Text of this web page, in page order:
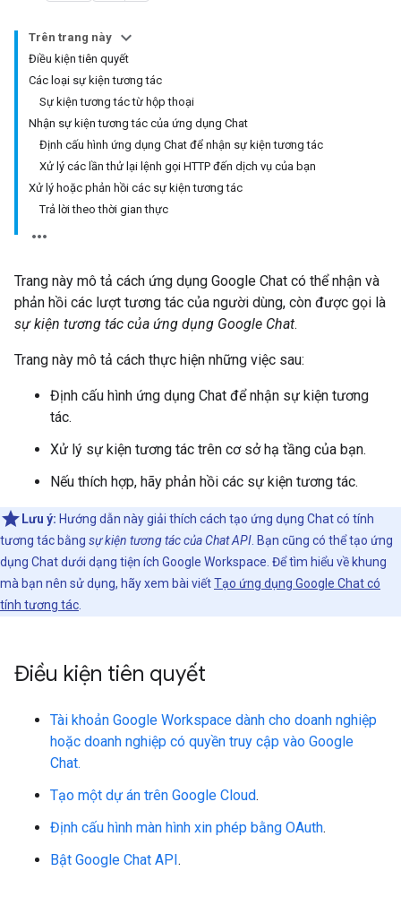
Trên trang này
Điều kiện tiên quyết
Các loại sự kiện tương tác
Sự kiện tương tác từ hộp thoại
Nhận sự kiện tương tác của ứng dụng Chat
Định cấu hình ứng dụng Chat để nhận sự kiện tương tác
Xử lý các lần thử lại lệnh gọi HTTP đến dịch vụ của bạn
Xử lý hoặc phản hồi các sự kiện tương tác
Trả lời theo thời gian thực
Trang này mô tả cách ứng dụng Google Chat có thể nhận và
phản hồi các lượt tương tác của người dùng, còn được gọi là
sự kiện tương tác của ứng dụng Google Chat.
Trang này mô tả cách thực hiện những việc sau:
Định cấu hình ứng dụng Chat để nhận sự kiện tương
tác.
Xử lý sự kiện tương tác trên cơ sở hạ tầng của bạn.
Nếu thích hợp, hãy phản hồi các sự kiện tương tác.
Lưu ý: Hướng dẫn này giải thích cách tạo ứng dụng Chat có tính
tương tác bằng sự kiện tương tác của Chat API . Bạn cũng có thể tạo ứng
dụng Chat dưới dạng tiện ích Google Workspace. Để tìm hiểu về khung
mà bạn nên sử dụng, hãy xem bài viếtTạo ứng dụng Google Chat có
tính tương tác
Điều kiện tiên quyết
Tài khoản Google Workspace dành cho doanh nghiệp
hoặc doanh nghiệp có quyền truy cập vào Google
Chat.
Tạo một dự án trên Google Cloud.
Định cấu hình màn hình xin phép bằng OAuth.
Bật Google Chat API.